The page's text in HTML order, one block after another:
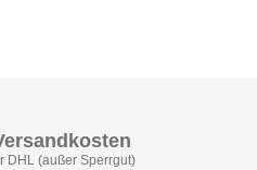
DHL (außer Sperrgut)